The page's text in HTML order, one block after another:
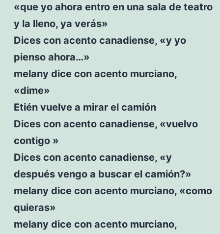
«que yo ahora entro en una sala de teatro
y la lleno, ya verás»
Dices con acento canadiense, «y yo
pienso ahora…»
melany dice con acento murciano,
«dime»
Etién vuelve a mirar el camión
Dices con acento canadiense, «vuelvo
contigo »
Dices con acento canadiense, «y
después vengo a buscar el camión?»
melany dice con acento murciano, «como
quieras»
melany dice con acento murciano,